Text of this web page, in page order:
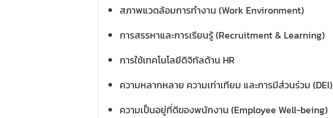
สภาพแวดล้อมการทำงาน (Work Environment)
การสรรหาและการเรียนรู้ (Recruitment & Learning)
การใช้เทคโนโลยีดิจิทัลด้าน HR
ความหลากหลาย ความเท่าเทียม และการมีส่วนร่วม (DEI)
ความเป็นอยู่ที่ดีของพนักงาน (Employee Well-being)